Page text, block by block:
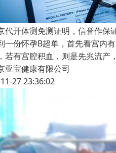
代开体测免测证明，信誉作保
一份怀孕B超单，首先看宫内
若有宫腔积血，则是先兆流产
亚宝健康有限公司
27 23:36:02